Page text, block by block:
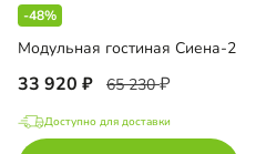
-48%
Модульная гостиная Сиена-2
33 920 65 230
Доступно для доставки